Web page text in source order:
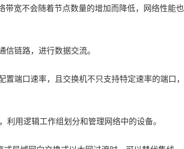
宽不会随着节点数量的增加而降低，网络性能也
链路，进行数据交流。
端口速率，且交换机不只支持特定速率的端口，
用逻辑工作组划分和管理网络中的设备。